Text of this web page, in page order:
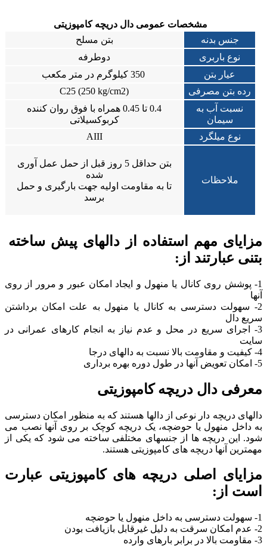
مشخصات عمومی دال دریچه کامپوزیتی
جنس بدنه
بتن مسلح
نوع باربری
دوطرفه
عیار بتن
350 کیلوگرم در متر مکعب
رده بتن مصرفی
(C25 (250 kg/cm2
نسبت آب به
سیمان
0.4 تا 0.45 همراه با فوق روان کننده
کربوکسیلاتی
نوع میلگرد
AIII
ملاحظات
بتن حداقل 5 روز قبل از حمل عمل آوری
شده
تا به مقاومت اولیه جهت بارگیری و حمل
برسد
مزایای مهم استفاده از دالهای پیش ساخته
بتنی عبارتند از:
1- پوشش روی کانال یا منهول و ایجاد امکان عبور و مرور از روی
آنها
2- سهولت دسترسی به کانال یا منهول به علت امکان برداشتن
سریع دال
3- اجرای سریع در محل و عدم نیاز به انجام کارهای عمرانی در
سایت
4- کیفیت و مقاومت بالا نسبت به دالهای درجا
5- امکان تعویض آنها در طول دوره بهره برداری
معرفی دال دریچه کامپوزیتی
دالهای دریچه دار نوعی از دالها هستند که به منظور امکان دسترسی
به داخل منهول یا حوضچه، یک دریچه کوچک بر روی آنها نصب می
شود. این دریچه ها از جنسهای مختلفی ساخته می شود که یکی از
مهمترین آنها دریچه های کامپوزیتی هستند.
مزایای اصلی دریچه های کامپوزیتی عبارت
است از:
1- سهولت دسترسی به داخل منهول یا حوضچه
2- عدم امکان سرقت به دلیل غیرقابل بازیافت بودن
3- مقاومت بالا در برابر بارهای وارده